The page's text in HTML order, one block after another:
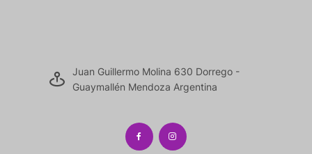
Juan Guillermo Molina 630 Dorrego -
Guaymallén Mendoza Argentina